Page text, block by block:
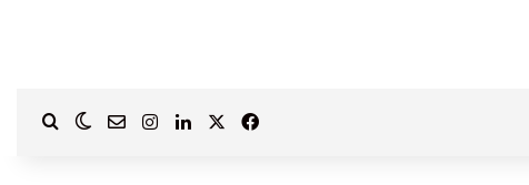
فيسبوك لينكدإنانستقرامالوضعبحث